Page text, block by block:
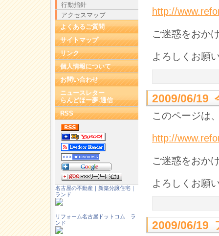
http://
ご迷惑をおか
よろしくお願
2009/06/19
このページは
http://
ご迷惑をおか
よろしくお願
2009/06/19
行動指針
アクセスマップ
よくあるご質問
サイトマップ
リンク
個人情報について
お問い合わせ
ニュースレター
らんどほー夢.通信
RSS
名古屋の不動産｜新築分譲住宅｜
ランド
リフォーム名古屋ドットコム ラ
ンド